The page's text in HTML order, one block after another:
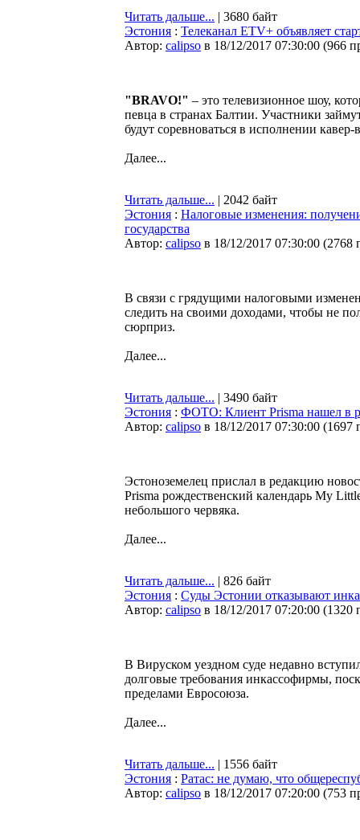
Читать дальше... | 3680 байт
Эстония : Телеканал ETV+ объявляет
Автор: calipso в 18/12/2017 07:30:00 (966
"BRAVO!" – это телевизионное шоу,
певца в странах Балтии. Участники
будут соревноваться в исполнении
Далее...
Читать дальше... | 2042 байт
Эстония : Налоговые изменения:
государства
Автор: calipso в 18/12/2017 07:30:00 (2768
В связи с грядущими налоговыми
следить на своими доходами, чтобы не
сюрприз.
Далее...
Читать дальше... | 3490 байт
Эстония : ФОТО: Клиент Prisma нашел в
Автор: calipso в 18/12/2017 07:30:00 (1697
Эстоноземелец прислал в редакцию
Prisma рождественский календарь My
небольшого червяка.
Далее...
Читать дальше... | 826 байт
Эстония : Суды Эстонии отказывают
Автор: calipso в 18/12/2017 07:20:00 (1320
В Вируском уездном суде недавно
долговые требования инкассофирмы,
пределами Евросоюза.
Далее...
Читать дальше... | 1556 байт
Эстония : Ратас: не думаю, что
Автор: calipso в 18/12/2017 07:20:00 (753